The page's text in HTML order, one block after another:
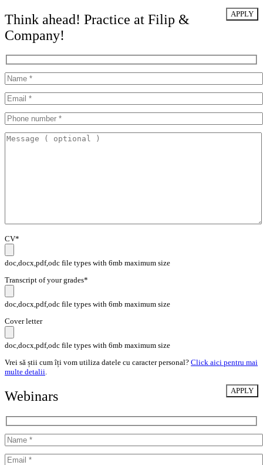
Think ahead! Practice at Filip &
Company!
CV*
doc,docx,pdf,odc file types with 6mb maximum size
Transcript of your grades*
doc,docx,pdf,odc file types with 6mb maximum size
Cover letter
doc,docx,pdf,odc file types with 6mb maximum size
Vrei să știi cum îți vom utiliza datele cu caracter personal? Click aici pentru mai
multe detalii.
Webinars